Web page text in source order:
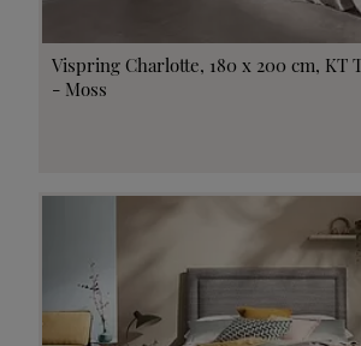
Vispring Charlotte, 180 x 200 cm, KT
- Moss